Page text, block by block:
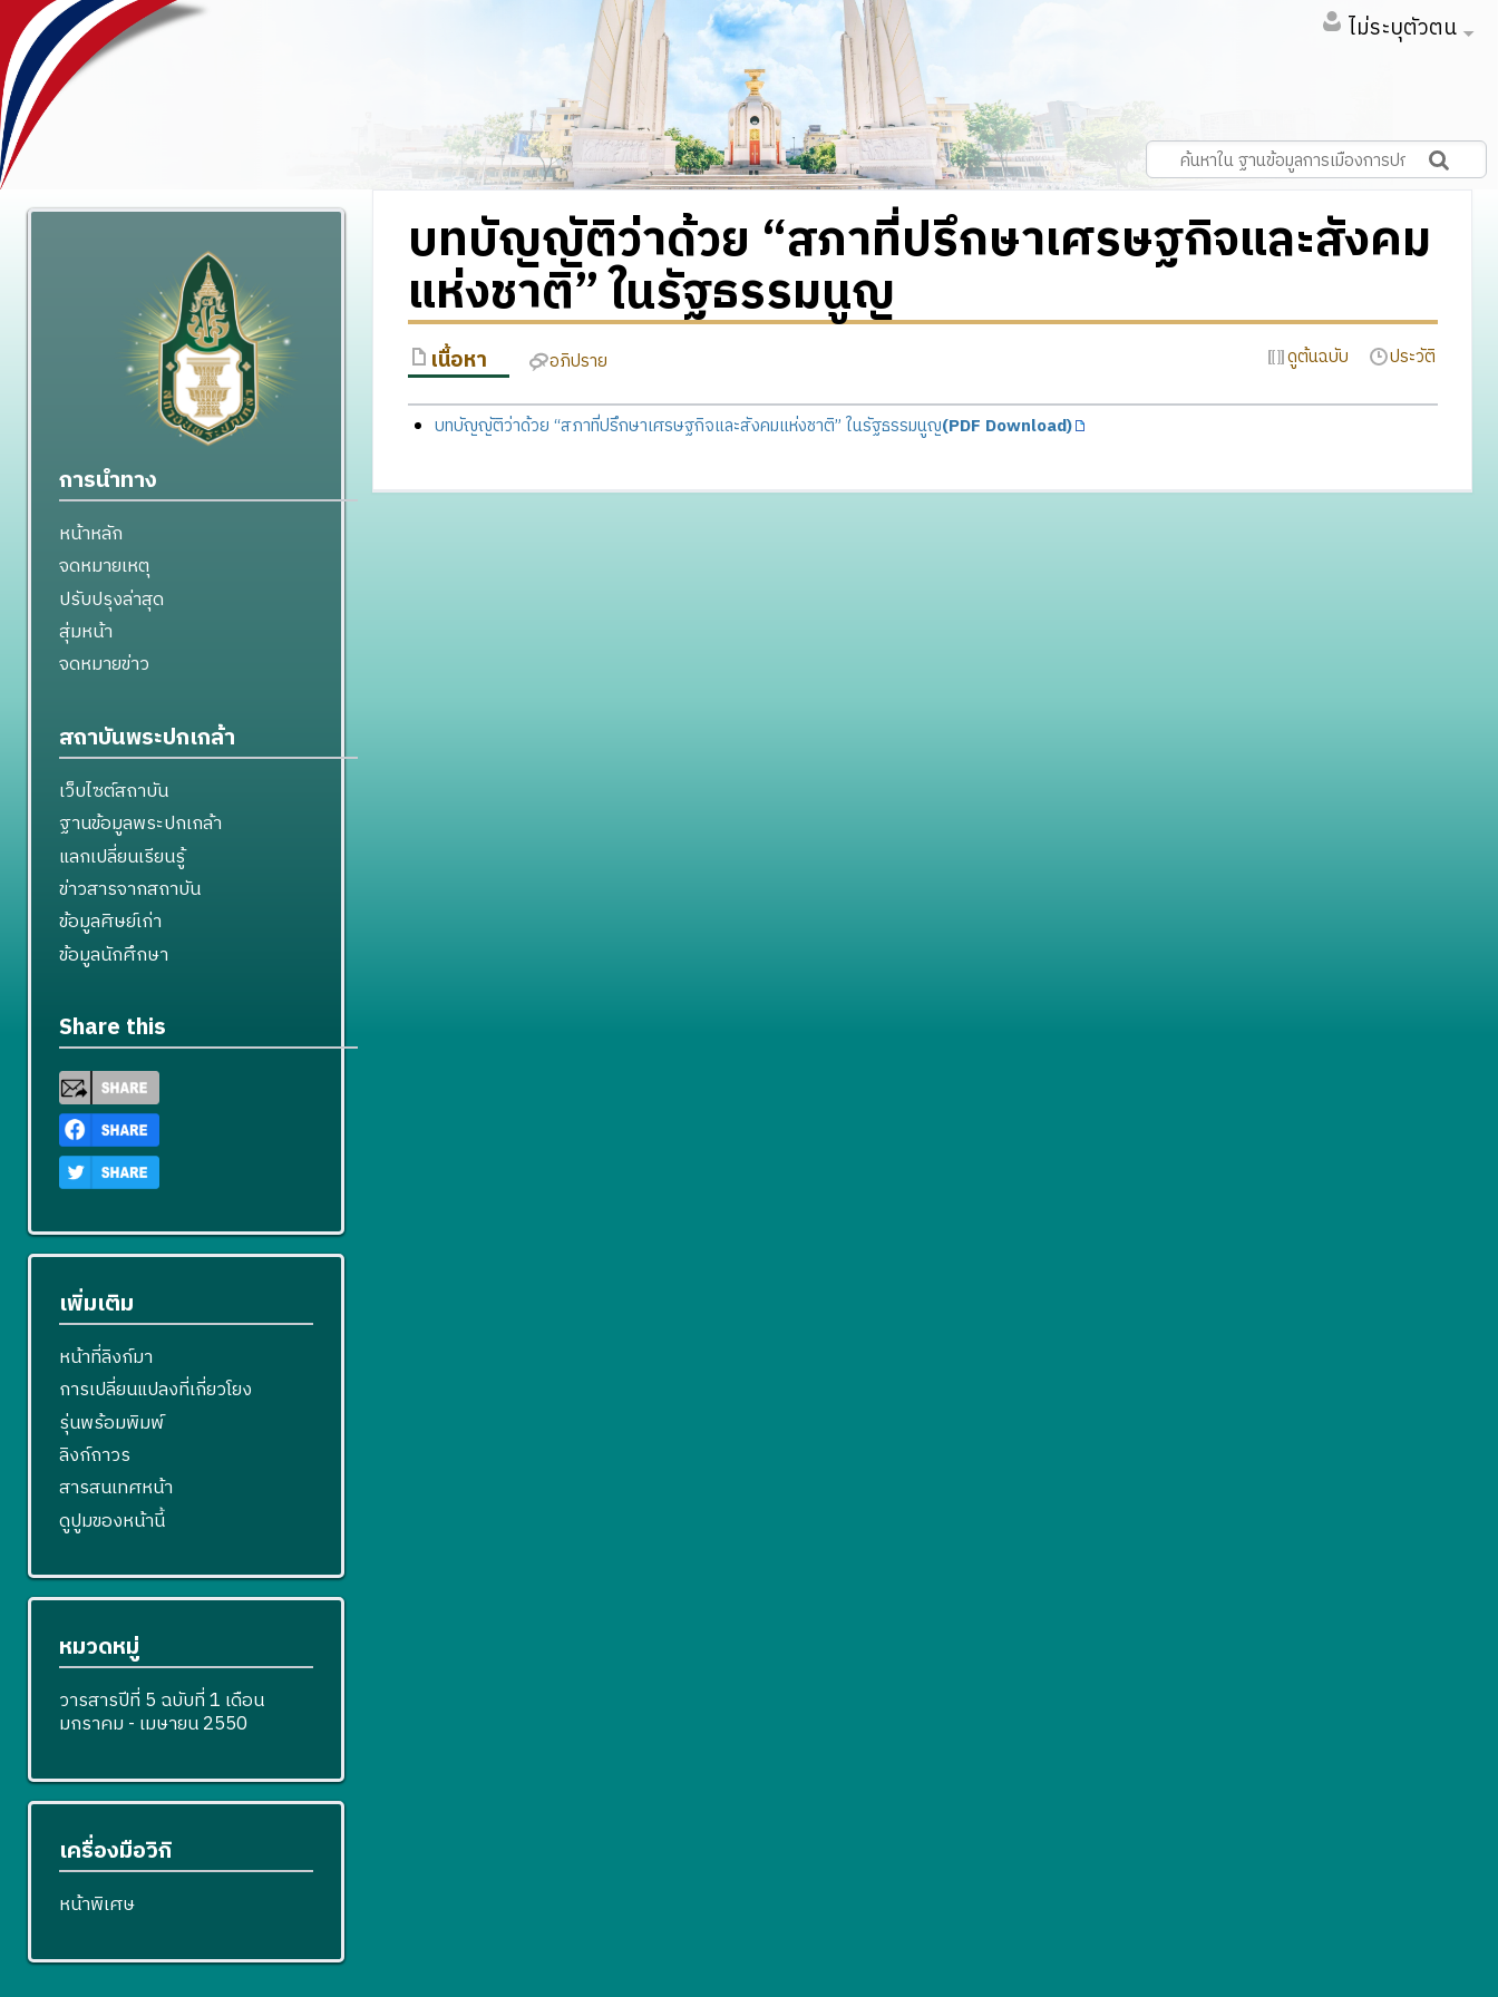
ไม่ระบุตัวตน
บทบัญญัติว่าด้วย “สภาที่ปรึกษาเศรษฐกิจและสังคม
แห่งชาติ” ในรัฐธรรมนูญ
เนื้อหา อภิปราย ดูต้นฉบับ ประวัติ
บทบัญญัติว่าด้วย “สภาที่ปรึกษาเศรษฐกิจและสังคมแห่งชาติ” ในรัฐธรรมนูญ(PDF Download)
การนำทาง
หน้าหลัก
จดหมายเหตุ
ปรับปรุงล่าสุด
สุ่มหน้า
จดหมายข่าว
สถาบันพระปกเกล้า
เว็บไซต์สถาบัน
ฐานข้อมูลพระปกเกล้า
แลกเปลี่ยนเรียนรู้
ข่าวสารจากสถาบัน
ข้อมูลศิษย์เก่า
ข้อมูลนักศึกษา
Share this
เพิ่มเติม
หน้าที่ลิงก์มา
การเปลี่ยนแปลงที่เกี่ยวโยง
รุ่นพร้อมพิมพ์
ลิงก์ถาวร
สารสนเทศหน้า
ดูปูมของหน้านี้
หมวดหมู่
วารสารปีที่ 5 ฉบับที่ 1 เดือน
มกราคม - เมษายน 2550
เครื่องมือวิกิ
หน้าพิเศษ